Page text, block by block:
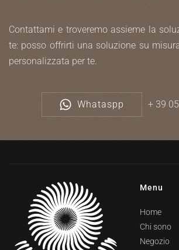
Contattami e troveremo assieme la
te: posso offrirti una soluzione su
personalizzata per te.
Whataspp + 39
Menu
Home
Chi sono
Negozio